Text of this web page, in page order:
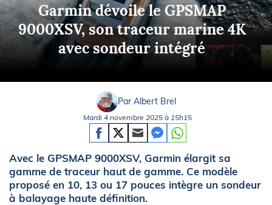
Garmin dévoile le GPSMAP
9000XSV, son traceur marine 4K
avec sondeur intégré
Par Albert Brel
Mardi 4 novembre 2025 à 15h15
Avec le GPSMAP 9000XSV, Garmin élargit sa
gamme de traceur haut de gamme. Ce modèle
proposé en 10, 13 ou 17 pouces intègre un sondeur
à balayage haute définition.